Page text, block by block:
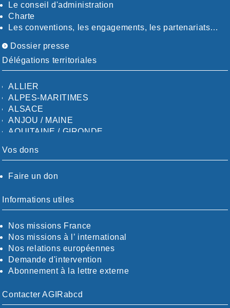
Le conseil d'administration
Charte
Les conventions, les engagements, les partenariats…
Dossier presse
Délégations territoriales
ALLIER
ALPES-MARITIMES
ALSACE
ANJOU / MAINE
AQUITAINE / GIRONDE
AUDE
CALVADOS-ORNE
CHARENTE-MARITIME
CÖTE-D'OR
CÖTES-D'ARMOR
DORDOGNE
DRÖME / ARDÈCHE
ESSONNE
EURE-ET-LOIR
FINISTÈRE
Vos dons
Faire un don
Informations utiles
Nos missions France
Nos missions à l’ international
Nos relations européennes
Demande d'intervention
Abonnement à la lettre externe
Contacter AGIRabcd